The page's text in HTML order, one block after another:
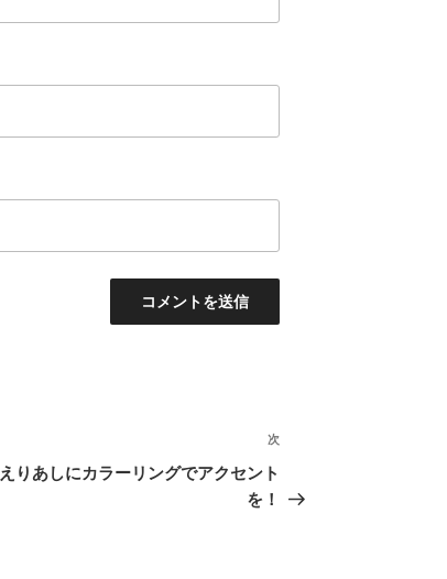
次
投
次
えりあしにカラーリングでアクセント
を！